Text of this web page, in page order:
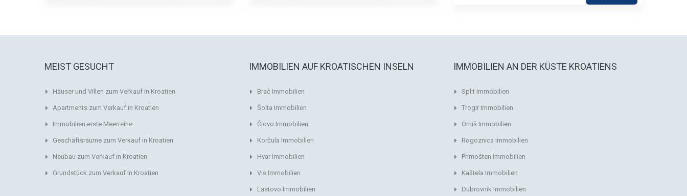
MEIST GESUCHT
Häuser und Villen zum Verkauf in Kroatien
Apartments zum Verkauf in Kroatien
Immobilien erste Meerreihe
Geschäftsräume zum Verkauf in Kroatien
Neubau zum Verkauf in Kroatien
Grundstück zum Verkauf in Kroatien
IMMOBILIEN AUF KROATISCHEN INSELN
Brač Immobilien
Šolta Immobilien
Čiovo Immobilien
Korčula Immobilien
Hvar Immobilien
Vis Immobilien
Lastovo Immobilien
IMMOBILIEN AN DER KÜSTE KROATIENS
Split Immobilien
Trogir Immobilien
Omiš Immobilien
Rogoznica Immobilien
Primošten Immobilien
Kaštela Immobilien
Dubrovnik Immobilien